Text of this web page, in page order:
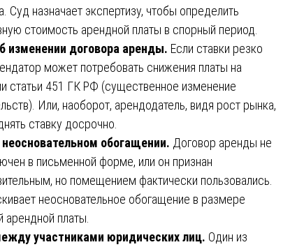
Суд назначает экспертизу, чтобы определить
стоимость арендной платы в спорный период.
изменении договора аренды. Если ставки резко
может потребовать снижения платы на
статьи 451 ГК РФ (существенное изменение
Или, наоборот, арендодатель, видя рост рынка,
ставку досрочно.
обогащении. Договор аренды не
в письменной форме, или он признан
но помещением фактически пользовались.
неосновательное обогащение в размере
арендной платы.
участниками юридических лиц. Один из